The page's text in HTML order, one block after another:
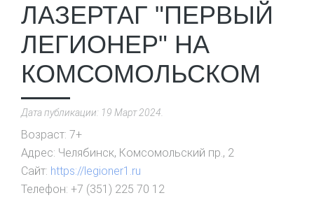
ЛАЗЕРТАГ "ПЕРВЫЙ
ЛЕГИОНЕР" НА
КОМСОМОЛЬСКОМ
Дата публикации: 19 Март 2024
Возраст: 7+
Адрес: Челябинск, Комсомольский пр., 2
Сайт: https://legioner1.ru
Телефон: +7 (351) 225 70 12